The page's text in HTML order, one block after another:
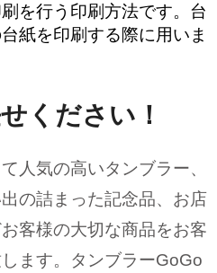
を行う印刷方法です。台
紙を印刷する際に用いま
ください！
人気の高いタンブラー、
の詰まった記念品、お店
客様の大切な商品をお客
ます。タンブラーGoGo